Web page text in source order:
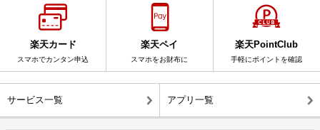
楽天カード
スマホでカンタン申込
楽天ペイ
スマホをお財布に
楽天PointClub
手軽にポイントを確認
サービス一覧 アプリ一覧